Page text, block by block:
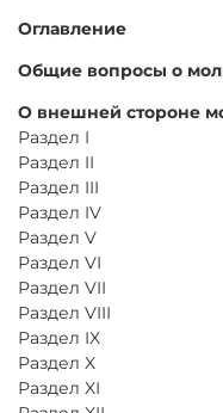
Оглавление
Общие вопросы о
О внешней стороне
Раздел I
Раздел II
Раздел III
Раздел IV
Раздел V
Раздел VI
Раздел VII
Раздел VIII
Раздел IX
Раздел X
Раздел XI